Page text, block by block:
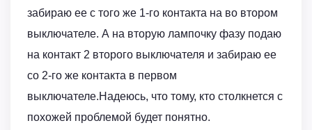
забираю ее с того же 1-го контакта на во втором
выключателе. А на вторую лампочку фазу подаю
на контакт 2 второго выключателя и забираю ее
со 2-го же контакта в первом
выключателе.Надеюсь, что тому, кто столкнется с
похожей проблемой будет понятно.